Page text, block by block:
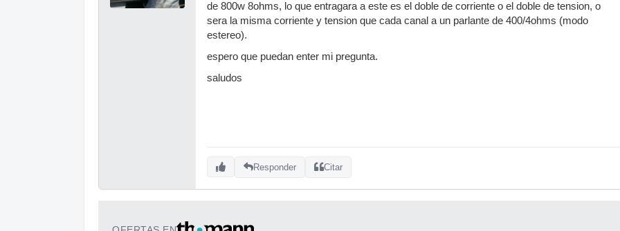
de 800w 8ohms, lo que entragara a este es el doble de corriente o el doble de tension, o
sera la misma corriente y tension que cada canal a un parlante de 400/4ohms (modo
estereo).
espero que puedan enter mi pregunta.
saludos
Responder Citar